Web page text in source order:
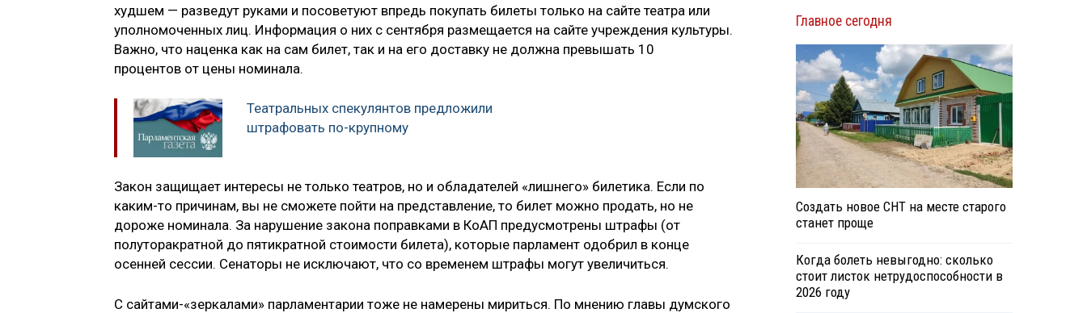
худшем — разведут руками и посоветуют впредь покупать билеты только на сайте театра или
уполномоченных лиц. Информация о них с сентября размещается на сайте учреждения культуры.
Важно, что наценка как на сам билет, так и на его доставку не должна превышать 10
процентов от цены номинала.
Театральных спекулянтов предложили
штрафовать по-крупному
Закон защищает интересы не только театров, но и обладателей «лишнего» билетика. Если по
каким-то причинам, вы не сможете пойти на представление, то билет можно продать, но не
дороже номинала. За нарушение закона поправками в КоАП предусмотрены штрафы (от
полуторакратной до пятикратной стоимости билета), которые парламент одобрил в конце
осенней сессии. Сенаторы не исключают, что со временем штрафы могут увеличиться.
С сайтами-«зеркалами» парламентарии тоже не намерены мириться. По мнению главы думского
Главное сегодня
Создать новое СНТ на месте старого
станет проще
Когда болеть невыгодно: сколько
стоит листок нетрудоспособности в
2026 году